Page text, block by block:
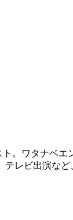
。ワタナベ
レビ出演など